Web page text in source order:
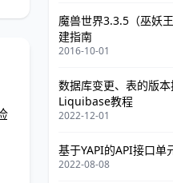
魔兽世界3.3.5（巫妖
建指南
2016-10-01
数据库变更、表的版
Liquibase教程
2022-12-01
基于YAPI的API接口单
2022-08-08